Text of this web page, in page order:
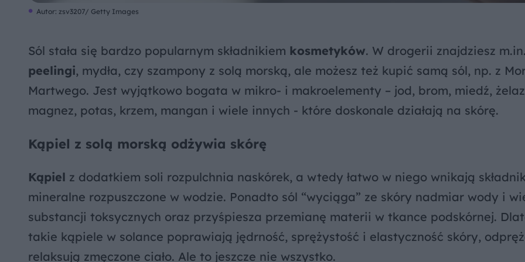
Autor: zsv3207/ Getty Images
Sól stała się bardzo popularnym składnikiem kosmetyków. W drogerii znajdziesz m.in.
peelingi, mydła, czy szampony z solą morską, ale możesz też kupić samą sól, np. z
Martwego. Jest wyjątkowo bogata w mikro- i makroelementy – jod, brom, miedź,
magnez, potas, krzem, mangan i wiele innych - które doskonale działają na skórę.
Kąpiel z solą morską odżywia skórę
Kąpiel z dodatkiem soli rozpulchnia naskórek, a wtedy łatwo w niego wnikają
mineralne rozpuszczone w wodzie. Ponadto sól “wyciąga” ze skóry nadmiar wody i
substancji toksycznych oraz przyśpiesza przemianę materii w tkance podskórnej.
takie kąpiele w solance poprawiają jędrność, sprężystość i elastyczność skóry,
relaksują zmęczone ciało. Ale to jeszcze nie wszystko.